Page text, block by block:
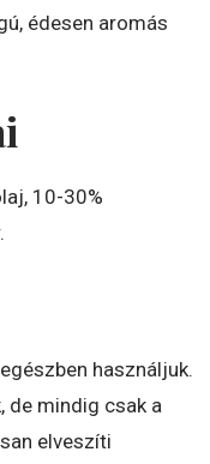
édesen aromás
10-30%
használjuk.
de mindig csak a
elveszíti